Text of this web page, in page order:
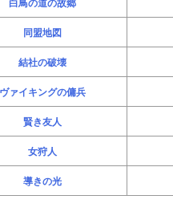
同盟地図
結社の破壊
ヴァイキングの傭兵
賢き友人
女狩人
導きの光